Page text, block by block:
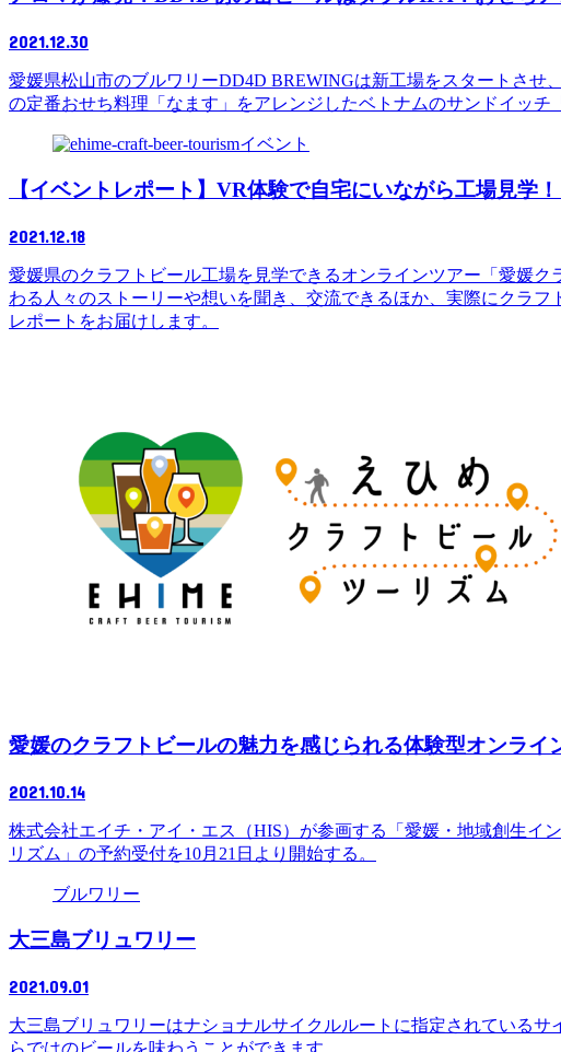
2021.12.30
愛媛県松山市のブルワリーDD4D BREWINGは新工場をスタートさせ
の定番おせち料理「なます」をアレンジしたベトナムのサンドイッチ
イベント
【イベントレポート】VR体験で自宅にいながら工場見学
2021.12.18
愛媛県のクラフトビール工場を見学できるオンラインツアー「愛媛
わる人々のストーリーや想いを聞き、交流できるほか、実際にクラ
レポートをお届けします。
愛媛のクラフトビールの魅力を感じられる体験型オンラ
2021.10.14
株式会社エイチ・アイ・エス（HIS）が参画する「愛媛・地域創生イ
リズム」の予約受付を10月21日より開始する。
ブルワリー
大三島ブリュワリー
2021.09.01
大三島ブリュワリーはナショナルサイクルルートに指定されている
らではのビールを味わうことができます。